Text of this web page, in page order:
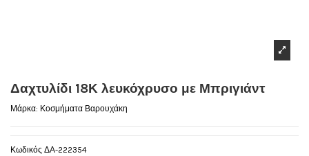
Δαχτυλίδι 18Κ λευκόχρυσο με Μπριγιάντ
Μάρκα: Κοσμήματα Βαρουχάκη
Κωδικός ΔΑ-222354